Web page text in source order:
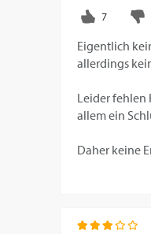
Eigentlich
allerdings
Leider
allem ein
Daher keine